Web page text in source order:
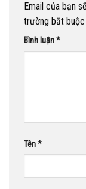
Email của bạn
trường bắt
Bình luận*
Tên*